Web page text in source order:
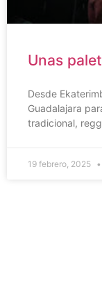
Unas
Desde
Guadalajara
tradicional,
19 febrero, 2025